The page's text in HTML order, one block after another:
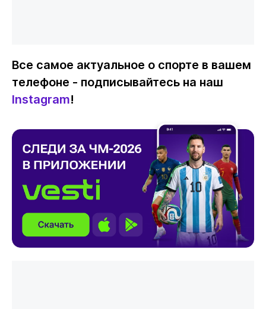
Все самое актуальное о спорте в вашем
телефоне - подписывайтесь на наш
Instagram!